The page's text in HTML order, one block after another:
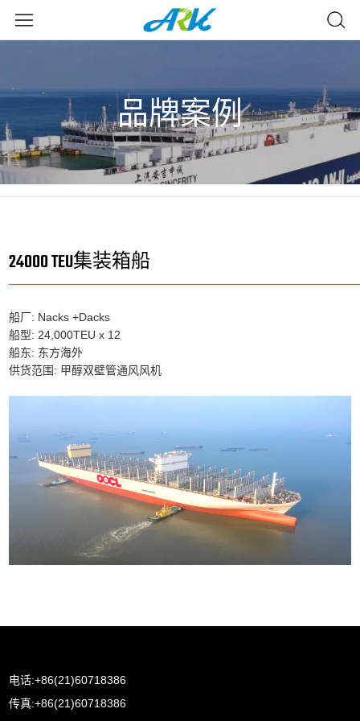
品牌案例
24000 TEU集装箱船
船厂: Nacks +Dacks
船型: 24,000TEU x 12
船东: 东方海外
供货范围: 甲醇双壁管通风风机
电话:+86(21)60718386
传真:+86(21)60718386